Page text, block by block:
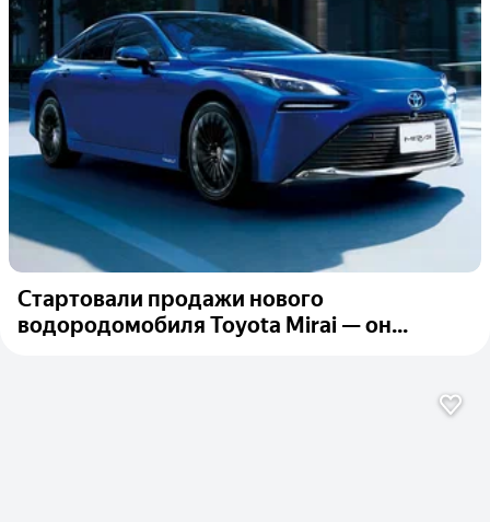
Стартовали продажи нового
водородомобиля Toyota Mirai — он...